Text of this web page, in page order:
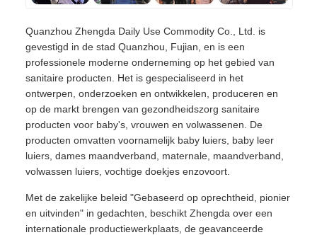
Quanzhou Zhengda Daily Use Commodity Co., Ltd. is
gevestigd in de stad Quanzhou, Fujian, en is een
professionele moderne onderneming op het gebied van
sanitaire producten. Het is gespecialiseerd in het
ontwerpen, onderzoeken en ontwikkelen, produceren en
op de markt brengen van gezondheidszorg sanitaire
producten voor baby's, vrouwen en volwassenen. De
producten omvatten voornamelijk baby luiers, baby leer
luiers, dames maandverband, maternale, maandverband,
volwassen luiers, vochtige doekjes enzovoort.
Met de zakelijke beleid "Gebaseerd op oprechtheid, pionier
en uitvinden" in gedachten, beschikt Zhengda over een
internationale productiewerkplaats, de geavanceerde